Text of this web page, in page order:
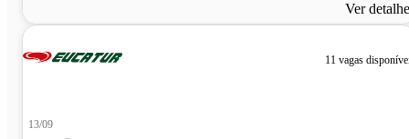
Ver
11 vagas
13/09